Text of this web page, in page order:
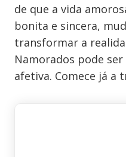
de que a vida
bonita e sincera,
transformar a
Namorados pode
afetiva. Comece já a